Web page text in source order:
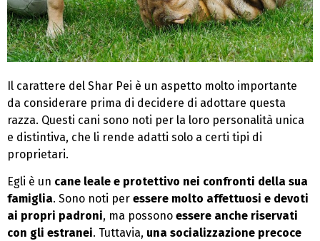
Il carattere del Shar Pei è un aspetto molto importante
da considerare prima di decidere di adottare questa
razza. Questi cani sono noti per la loro personalità unica
e distintiva, che li rende adatti solo a certi tipi di
proprietari.
Egli è un cane leale e protettivo nei confronti della sua
famiglia. Sono noti per essere molto affettuosi e devoti
ai propri padroni, ma possono essere anche riservati
con gli estranei. Tuttavia, una socializzazione precoce